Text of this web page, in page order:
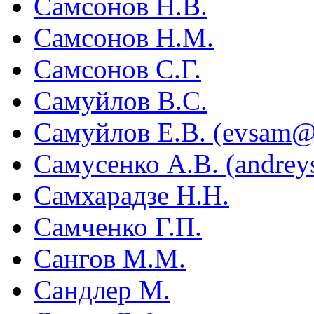
Самсонов Н.М.
Самсонов С.Г.
Самуйлов В.С.
Самуйлов Е.В.
Самусенко А.В.
Самхарадзе Н.Н.
Самченко Г.П.
Сангов М.М.
Сандлер М.